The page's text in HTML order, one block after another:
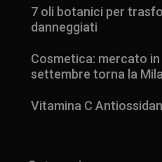
7 oli botanici per
danneggiati
Cosmetica: mercato
settembre torna la
Vitamina C